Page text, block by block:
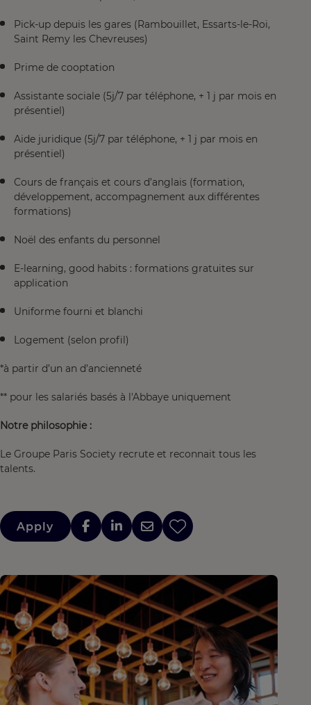
Pick-up depuis les gares (Rambouillet, Essarts-le-Roi,
Saint Remy les Chevreuses)
Prime de cooptation
Assistante sociale (5j/7 par téléphone, + 1 j par mois en
présentiel)
Aide juridique (5j/7 par téléphone, + 1 j par mois en
présentiel)
Cours de français et cours d’anglais (formation,
développement, accompagnement aux différentes
formations)
Noël des enfants du personnel
E-learning, good habits : formations gratuites sur
application
Uniforme fourni et blanchi
Logement (selon profil)
*à partir d’un an d’ancienneté
** pour les salariés basés à l'Abbaye uniquement
Notre philosophie :
Le Groupe Paris Society recrute et reconnait tous les
talents.
Apply